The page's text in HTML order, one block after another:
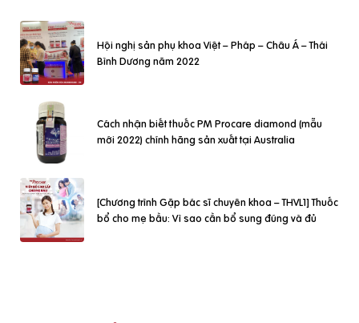
Hội nghị sản phụ khoa Việt – Pháp – Châu Á – Thái
Bình Dương năm 2022
Cách nhận biết thuốc PM Procare diamond (mẫu
mới 2022) chính hãng sản xuất tại Australia
[Chương trình Gặp bác sĩ chuyên khoa – THVL1] Thuốc
bổ cho mẹ bầu: Vì sao cần bổ sung đúng và đủ